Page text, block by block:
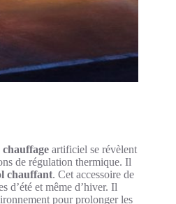
chauffage artificiel se révèlent
de régulation thermique. Il
chauffant. Cet accessoire de
d’été et même d’hiver. Il
pour prolonger les